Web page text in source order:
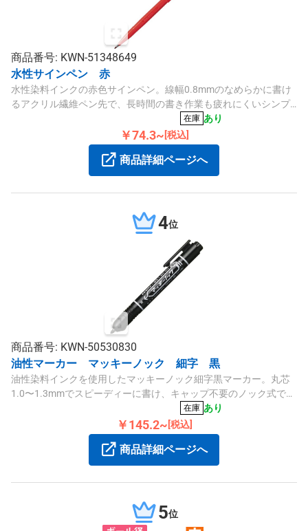
商品番号: KWN-51348649
水性サインペン 赤
水性染料インクの赤色サインペン。線幅0.8mmのなめらかに書け
るアクリル繊維ペン先で、長時間の書き作業も疲れにくいシンプ
在庫 あり
￥74.3~ [税込]
商品詳細ページへ
4位
商品番号: KWN-50530830
油性マーカー マッキーノック 細字 黒
油性染料インクを使用したマッキーノック細字黒マーカー。丸芯
1.0〜1.3mmでスピーディーに書け、キャップ不要のノック式で
在庫 あり
￥145.2~[税込]
商品詳細ページへ
5位